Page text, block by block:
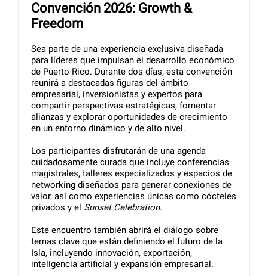
Convención 2026: Growth &
Freedom
Sea parte de una experiencia exclusiva diseñada
para líderes que impulsan el desarrollo económico
de Puerto Rico. Durante dos días, esta convención
reunirá a destacadas figuras del ámbito
empresarial, inversionistas y expertos para
compartir perspectivas estratégicas, fomentar
alianzas y explorar oportunidades de crecimiento
en un entorno dinámico y de alto nivel.
Los participantes disfrutarán de una agenda
cuidadosamente curada que incluye conferencias
magistrales, talleres especializados y espacios de
networking diseñados para generar conexiones de
valor, así como experiencias únicas como cócteles
privados y el Sunset Celebration.
Este encuentro también abrirá el diálogo sobre
temas clave que están definiendo el futuro de la
Isla, incluyendo innovación, exportación,
inteligencia artificial y expansión empresarial.